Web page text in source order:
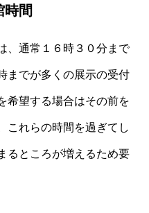
時間
、通常１６時３０分まで
までが多くの展示の受付
希望する場合はその前を
これらの時間を過ぎてし
るところが増えるため要